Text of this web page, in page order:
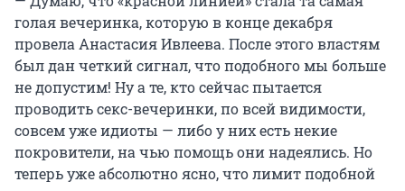
голая вечеринка, которую в конце декабря
провела Анастасия Ивлеева. После этого властям
был дан четкий сигнал, что подобного мы больше
не допустим! Ну а те, кто сейчас пытается
проводить секс-вечеринки, по всей видимости,
совсем уже идиоты — либо у них есть некие
покровители, на чью помощь они надеялись. Но
теперь уже абсолютно ясно, что лимит подобной